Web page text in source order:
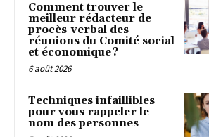
Comment trouver le
meilleur rédacteur de
procès-verbal des
réunions du Comité social
et économique ?
6 août 2026
Techniques infaillibles
pour vous rappeler le
nom des personnes